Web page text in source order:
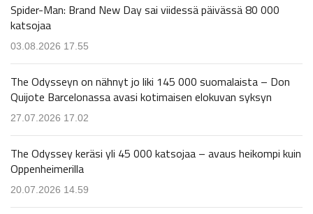
Spider-Man: Brand New Day sai viidessä päivässä 80 000
katsojaa
03.08.2026 17.55
The Odysseyn on nähnyt jo liki 145 000 suomalaista – Don
Quijote Barcelonassa avasi kotimaisen elokuvan syksyn
27.07.2026 17.02
The Odyssey keräsi yli 45 000 katsojaa – avaus heikompi kuin
Oppenheimerilla
20.07.2026 14.59